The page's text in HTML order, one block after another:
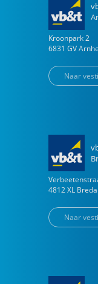
Kroonpark 2
6831 GV
Naar
4812 XL Breda
Naar